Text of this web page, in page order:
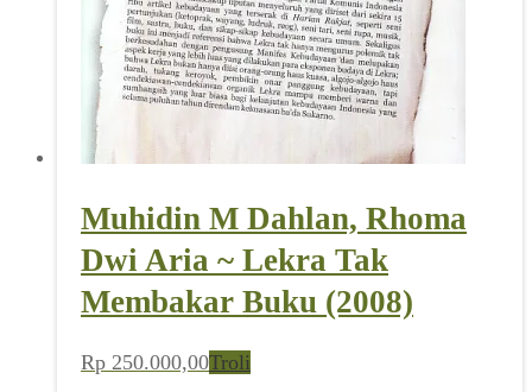
Muhidin M Dahlan, Rhoma
Dwi Aria ~ Lekra Tak
Membakar Buku (2008)
Rp 250.000,00Troli